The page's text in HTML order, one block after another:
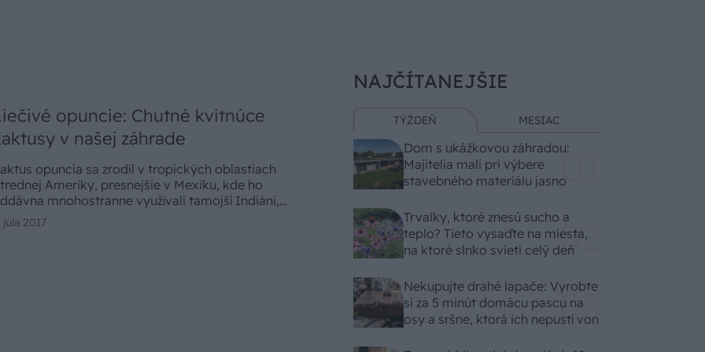
opuncie: Chutné kvitnúce
v našej záhrade
opuncia sa zrodil v tropických oblastiach
Ameriky, presnejšie v Mexiku, kde ho
mnohostranne využívali tamojší Indiáni,
preto sa jeho plody nazývajú aj indiánske figy.
júla 2017
NAJČÍTANEJŠIE
TÝŽDEŇ MESIAC
Dom s ukážkovou záhradou:
Majitelia mali pri výbere
stavebného materiálu jasno
Trvalky, ktoré znesú sucho a
teplo? Tieto vysaďte na miesta,
na ktoré slnko svieti celý deň
Nekupujte drahé lapače: Vyrobte
si za 5 minút domácu pascu na
osy a sršne, ktorá ich nepustí von